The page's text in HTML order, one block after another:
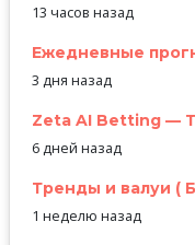
13 часов назад
Ежедневные
3 дня назад
Zeta AI Betting —
6 дней назад
Тренды и валуи (
1 неделю назад